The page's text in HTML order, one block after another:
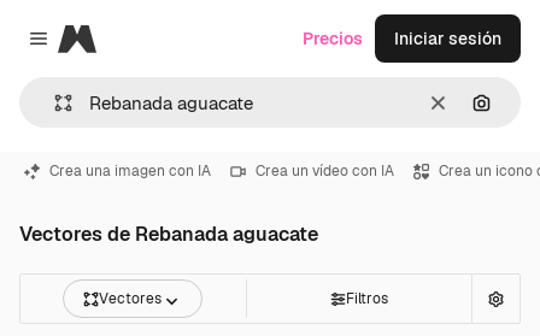
Close menu
Magnific
Borrar
Precios Iniciar sesión
Crea una imagen con IA Crea un vídeo con IA Crea un icono
Vectores de Rebanada aguacate
Vectores Filtros